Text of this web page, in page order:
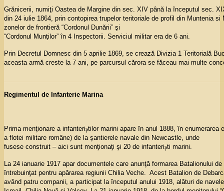
Grănicerii, numiţi Oastea de Margine din sec. XIV până la începutul sec.
din 24 iulie 1864, prin contopirea trupelor teritoriale de profil din Muntenia
zonelor de frontieră “Cordonul Dunării” şi
“Cordonul Munţilor” în 4 Inspectorii. Serviciul militar era de 6 ani.
Prin Decretul Domnesc din 5 aprilie 1869, se crează Divizia 1 Teritorială
aceasta armă creste la 7 ani, pe parcursul cărora se făceau mai multe
Regimentul de Infanterie Marina
Prima menţionare a infanteriștilor marini apare în anul 1888, în enumerarea
a flotei militare române) de la şantierele navale din Newcastle, unde
fusese construit – aici sunt menţionaţi şi 20 de infanteriști marini.
La 24 ianuarie 1917 apar documentele care anunţă formarea Batalionului
întrebuinţat pentru apărarea regiunii Chilia Veche. Acest Batalion de
având patru companii, a participat la începutul anului 1918, alături de